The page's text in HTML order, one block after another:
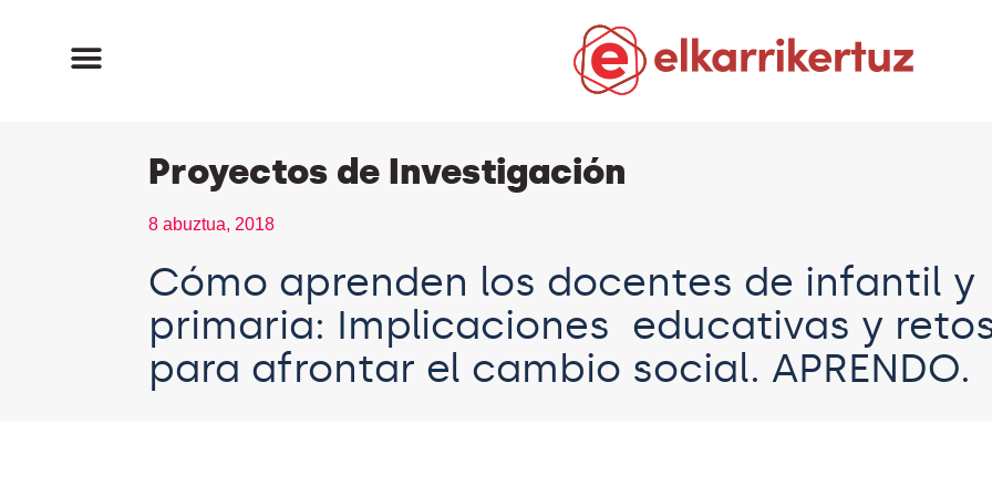
Proyectos de Investigación
8 abuztua, 2018
Cómo aprenden los docentes de infantil y
primaria: Implicaciones educativas y
para afrontar el cambio social. APRENDO.